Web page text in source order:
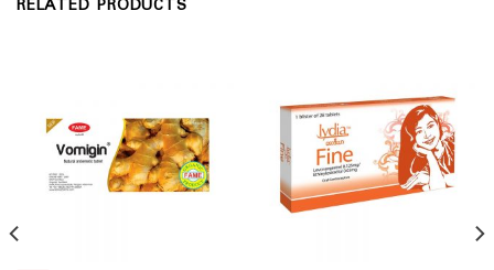
RELATED PRODUCTS